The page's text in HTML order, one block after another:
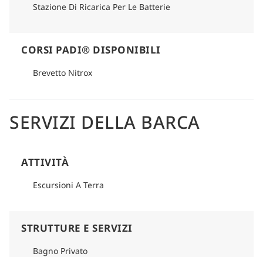
Stazione Di Ricarica Per Le Batterie
CORSI PADI® DISPONIBILI
Brevetto Nitrox
SERVIZI DELLA BARCA
ATTIVITÀ
Escursioni A Terra
STRUTTURE E SERVIZI
Bagno Privato